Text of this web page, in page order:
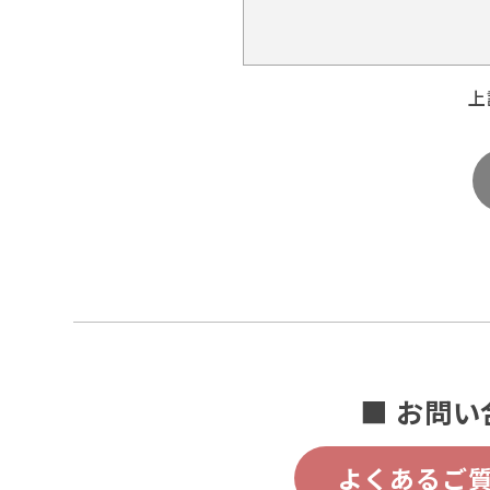
■ お問い
よくあるご